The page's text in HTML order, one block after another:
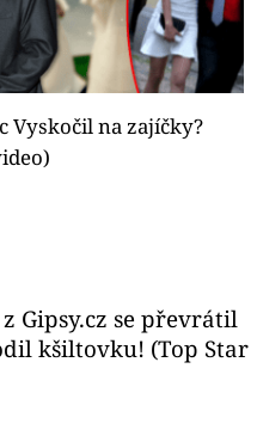
Vyskočil na zajíčky?
Gipsy.cz se převrátil
kšiltovku! (Top Star